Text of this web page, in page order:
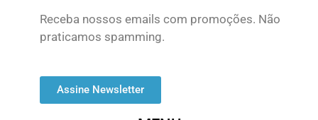
Receba nossos emails com promoções. Não
praticamos spamming.
Assine Newsletter